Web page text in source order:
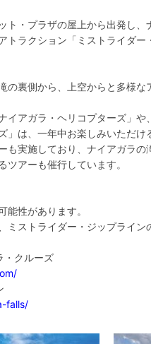
ト・プラザの屋上から出発し
トラクション「ミストライダ
の裏側から、上空からと多様
イアガラ・ヘリコプターズ」
」は、一年中お楽しみいただ
も実施しており、ナイアガラ
アーも催行しています。
性があります。
ストライダー・ジップライン
・クルーズ
falls/